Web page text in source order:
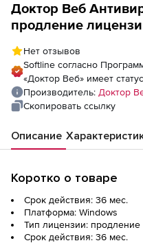
Доктор Веб
продление
Нет отзывов
Softline согласно
«Доктор Веб» имеет
Производитель: Доктор
Скопировать ссылку
Описание
Коротко о товаре
Срок действия: 36 мес.
Платформа: Windows
Тип лицензии: продление
Срок действия: 36 мес.